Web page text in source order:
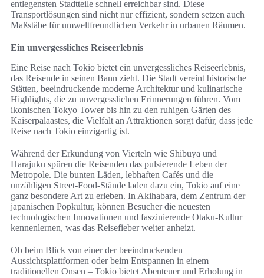
entlegensten Stadtteile schnell erreichbar sind. Diese
Transportlösungen sind nicht nur effizient, sondern setzen auch
Maßstäbe für umweltfreundlichen Verkehr in urbanen Räumen.
Ein unvergessliches Reiseerlebnis
Eine Reise nach Tokio bietet ein unvergessliches Reiseerlebnis,
das Reisende in seinen Bann zieht. Die Stadt vereint historische
Stätten, beeindruckende moderne Architektur und kulinarische
Highlights, die zu unvergesslichen Erinnerungen führen. Vom
ikonischen Tokyo Tower bis hin zu den ruhigen Gärten des
Kaiserpalaastes, die Vielfalt an Attraktionen sorgt dafür, dass jede
Reise nach Tokio einzigartig ist.
Während der Erkundung von Vierteln wie Shibuya und
Harajuku spüren die Reisenden das pulsierende Leben der
Metropole. Die bunten Läden, lebhaften Cafés und die
unzähligen Street-Food-Stände laden dazu ein, Tokio auf eine
ganz besondere Art zu erleben. In Akihabara, dem Zentrum der
japanischen Popkultur, können Besucher die neuesten
technologischen Innovationen und faszinierende Otaku-Kultur
kennenlernen, was das Reisefieber weiter anheizt.
Ob beim Blick von einer der beeindruckenden
Aussichtsplattformen oder beim Entspannen in einem
traditionellen Onsen – Tokio bietet Abenteuer und Erholung in